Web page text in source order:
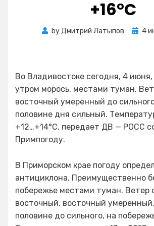
+16°C
byДмитрий Латыпов 4
Во Владивостоке сегодня, 4 июня,
утром морось, местами туман.
восточный умеренный до
половине дня сильный.
+12…+14°С, передает ДВ — РОСС
Примпогоду.
В Приморском крае погоду
антициклона. Преимущественно
побережье местами туман. Ветер
восточный, восточный
половине до сильного, на